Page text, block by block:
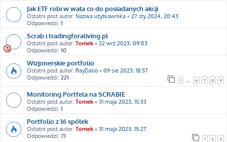
Jak ETF robi w wała co do posiadanych akcji
Ostatni post autor: Nazwa użytkownika « 27 sty 2024, 20:43
Odpowiedzi: 1
Scrab i tradingforaliving.pl
Ostatni post autor: Tomek « 22 wrz 2023, 09:03
Odpowiedzi: 10
Wizjonerskie portfolio
Ostatni post autor: RayDalio « 09 sie 2023, 18:57
Odpowiedzi: 221 1 6 7 8 9
Monitoring Portfela na SCRABIE
Ostatni post autor: Tomek « 31 maja 2023, 15:33
Odpowiedzi: 1
Portfolio z 16 spółek
Ostatni post autor: Tomek « 31 maja 2023, 15:27
Odpowiedzi: 71 1 2 3